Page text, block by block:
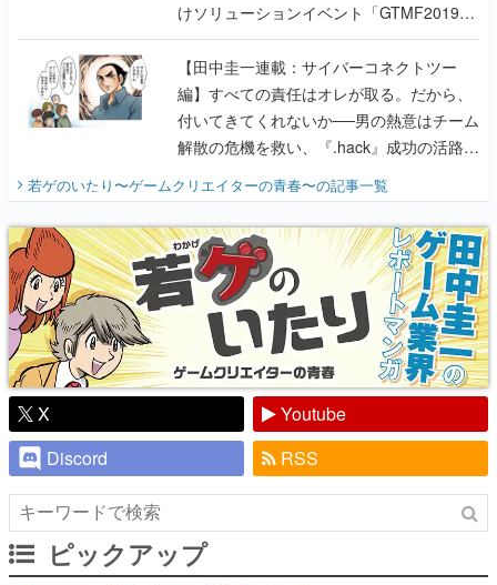
けソリューションイベント「GTMF2019」
に行って、より理解を深めよう【PR】
【田中圭一連載：サイバーコネクトツー
編】すべての責任はオレが取る。だから、
付いてきてくれないか──男の熱意はチーム
解散の危機を救い、『.hack』成功の活路を
開く。業界の快男児・松山 洋に流れる血は
『少年ジャンプ』色だった【若ゲのいた
り】
若ゲのいたり〜ゲームクリエイターの青春〜の記事一覧
X
Youtube
Discord
RSS
ピックアップ